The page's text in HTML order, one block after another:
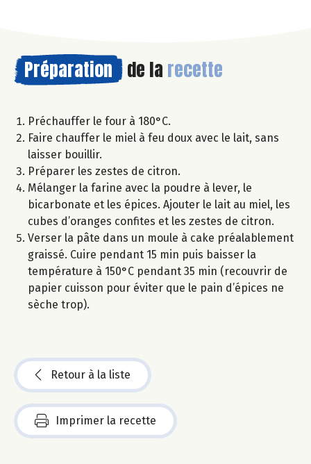
Préparation de la recette
Préchauffer le four à 180°C.
Faire chauffer le miel à feu doux avec le lait, sans
laisser bouillir.
Préparer les zestes de citron.
Mélanger la farine avec la poudre à lever, le
bicarbonate et les épices. Ajouter le lait au miel, les
cubes d’oranges confites et les zestes de citron.
Verser la pâte dans un moule à cake préalablement
graissé. Cuire pendant 15 min puis baisser la
température à 150°C pendant 35 min (recouvrir de
papier cuisson pour éviter que le pain d’épices ne
sèche trop).
Retour à la liste
Imprimer la recette